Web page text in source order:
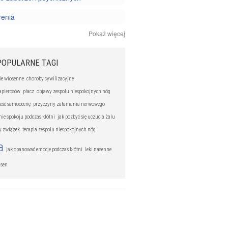
nerwicowe
odżywiania
Pokaż więcej
TAGI
wiosenne choroby cywilizacyjne
płacz objawy zespołu niespokojnych nóg
samoocenę przyczyny załamania nerwowego
spokoju podczas kłótni jak pozbyć się uczucia żalu
związek terapia zespołu niespokojnych nóg
jak opanować emocje podczas kłótni leki nasenne